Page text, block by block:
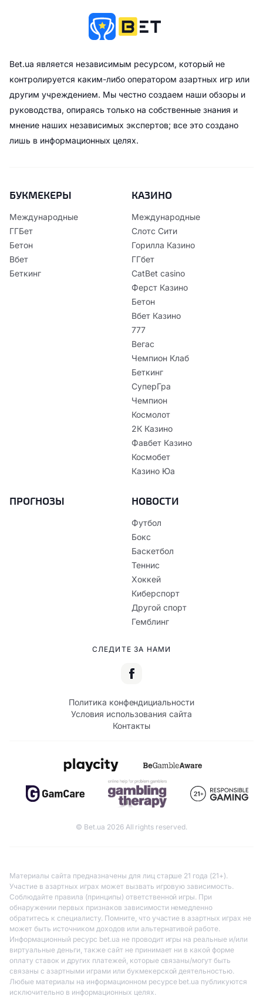
Bet.ua является независимым ресурсом, который не
контролируется каким-либо оператором азартных игр или
другим учреждением. Мы честно создаем наши обзоры и
руководства, опираясь только на собственные знания и
мнение наших независимых экспертов; все это создано
лишь в информационных целях.
БУКМЕКЕРЫ
Международные
ГГБет
Бетон
Вбет
Беткинг
КАЗИНО
Международные
Слотс Сити
Горилла Казино
ГГбет
CatBet casino
Ферст Казино
Бетон
Вбет Казино
777
Вегас
Чемпион Клаб
Беткинг
СуперГра
Чемпион
Космолот
2К Казино
Фавбет Казино
Космобет
Казино Юа
ПРОГНОЗЫ НОВОСТИ
Футбол
Бокс
Баскетбол
Теннис
Хоккей
Киберспорт
Другой спорт
Гемблинг
СЛЕДИТЕ ЗА НАМИ
Политика конфендициальности
Условия использования сайта
Контакты
© Bet.ua 2026 All rights reserved.
Материалы сайта предназначены для лиц старше 21 года (21+).
Участие в азартных играх может вызвать игровую зависимость.
Соблюдайте правила (принципы) ответственной игры. При
обнаружении первых признаков зависимости немедленно
обратитесь к специалисту. Помните, что участие в азартных играх не
может быть источником доходов или альтернативой работе.
Информационный ресурс bet.ua не проводит игры на реальные и/или
виртуальные деньги, также сайт не принимает ни в какой форме
оплату ставок и других платежей, которые связаны/могут быть
связаны с азартными играми или букмекерской деятельностью.
Любые материалы на информационном ресурсе bet.ua публикуются
исключительно в информационных целях.